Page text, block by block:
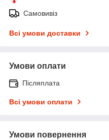
Самовивіз
Всі умови доставки
Умови оплати
Післяплата
Всі умови оплати
Умови повернення